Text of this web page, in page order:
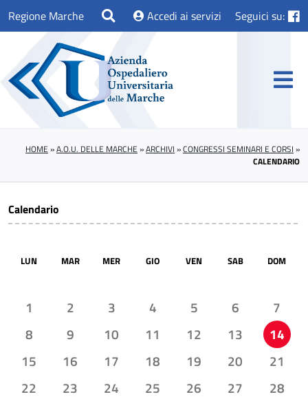
Regione Marche Accedi ai servizi Seguici su:
HOME »A.O.U. DELLE MARCHE »ARCHIVI »CONGRESSI SEMINARI E CORSI »
CALENDARIO
Calendario
LUN MAR MER GIO VEN SAB DOM
1 2 3 4 5 6
7
8
9 10 11 12 13
14
15
16 17 18 19 20
21
22
23 24 25 26 27
28